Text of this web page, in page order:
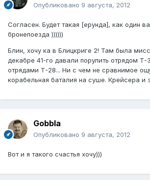
Опубликовано 9 августа, 2012
Согласен. Будет такая [ерунда], как один
бронепоезда ))))))
Блин, хочу ка в Блицкриге 2! Там была
декабре 41-го давали порулить отрядом
отрядами Т-28... Ни с чем не сравнимое
корабельная баталия на суше. Крейсера и
Gobbla
Опубликовано 9 августа, 2012
Вот и я такого счастья хочу)))